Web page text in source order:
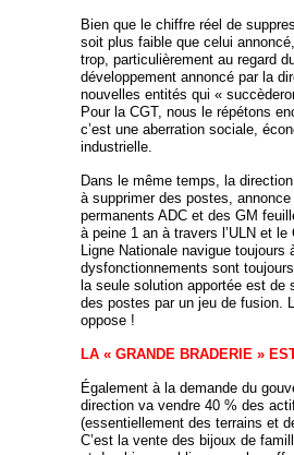
Bien que le chiffre réel de
soit plus faible que celui
trop, particulièrement au regard
développement annoncé par la
nouvelles entités qui «
Pour la CGT, nous le répétons
c’est une aberration sociale,
industrielle.
Dans le même temps, la
à supprimer des postes,
permanents ADC et des GM
à peine 1 an à travers l’ULN et le
Ligne Nationale navigue toujours
dysfonctionnements sont
la seule solution apportée est de
des postes par un jeu de fusion.
oppose !
LA « GRANDE BRADERIE »
Également à la demande du
direction va vendre 40 % des
(essentiellement des terrains et
C’est la vente des bijoux de